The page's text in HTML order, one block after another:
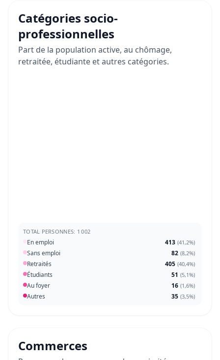
Catégories socio-
professionnelles
Part de la population active, au chômage,
retraitée, étudiante et autres catégories.
TOTAL PERSONNES: 1 002
En emploi 413 (41,2%)
Sans emploi 82 (8,2%)
Retraités 405 (40,4%)
Étudiants 51 (5,1%)
Au foyer 16 (1,6%)
Autres 35 (3,5%)
Commerces